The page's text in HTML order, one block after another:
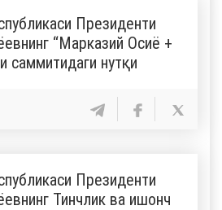
Президенти
“Марказий Осиё +
саммитидаги нутқи
Президенти
Тинчлик ва ишонч